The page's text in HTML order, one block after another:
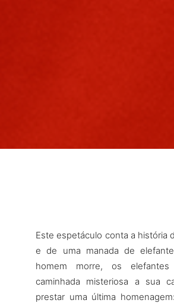
Este espetáculo conta a história
e de uma manada de
homem morre, os
caminhada misteriosa a sua
prestar uma última